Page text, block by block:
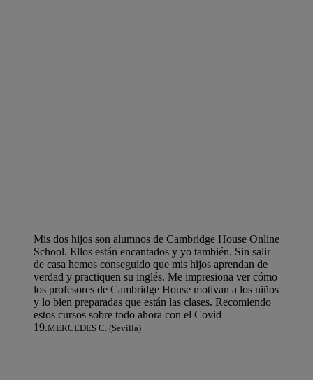
Mis dos hijos son alumnos de Cambridge House Online
School. Ellos están encantados y yo también. Sin salir
de casa hemos conseguido que mis hijos aprendan de
verdad y practiquen su inglés. Me impresiona ver cómo
los profesores de Cambridge House motivan a los niños
y lo bien preparadas que están las clases. Recomiendo
estos cursos sobre todo ahora con el Covid
19.MERCEDES C. (Sevilla)